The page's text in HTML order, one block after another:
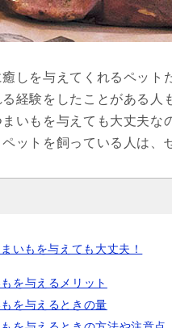
しを与えてくれるペット
経験をしたことがある人
まいもを与えても大丈夫
ットを飼っている人は、
いもを与えても大丈夫！
を与えるメリット
を与えるときの量